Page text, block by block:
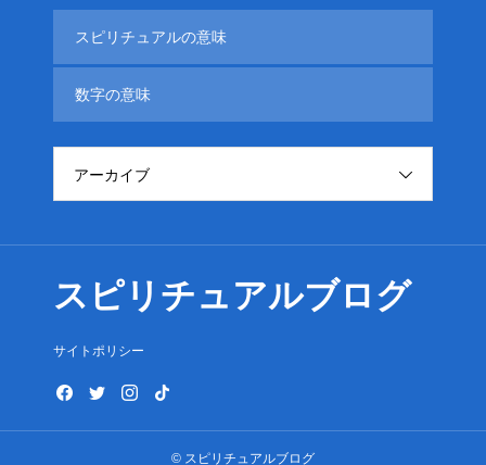
スピリチュアルの意味
数字の意味
アーカイブ
スピリチュアルブログ
サイトポリシー
© スピリチュアルブログ